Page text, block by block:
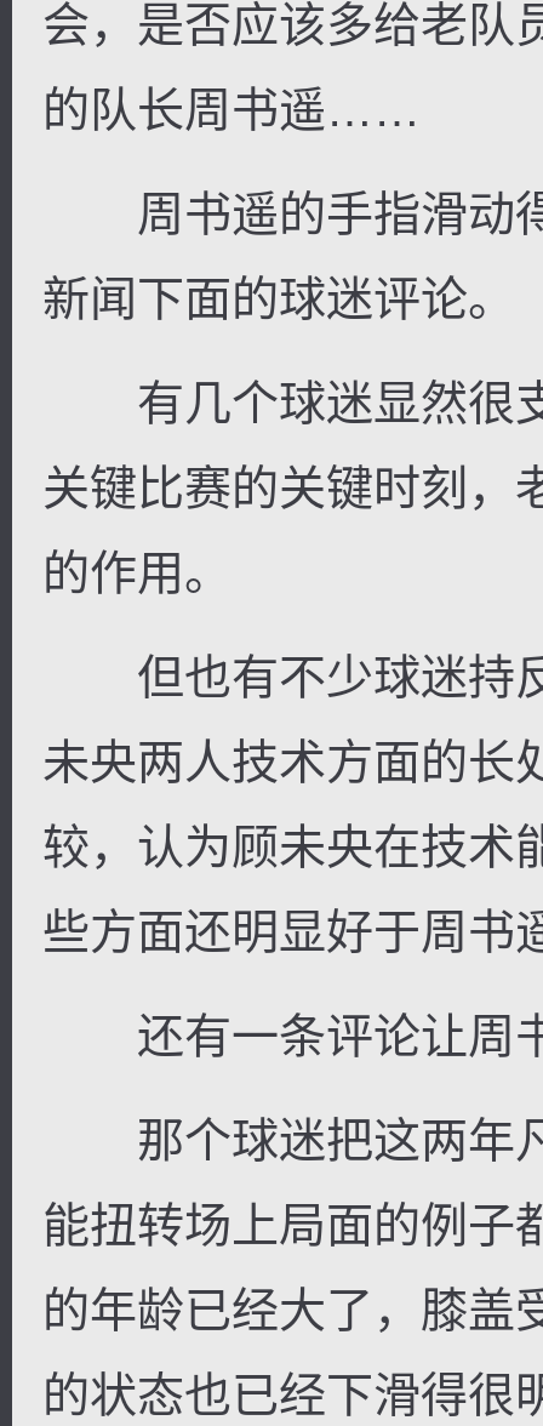
会，是否应该多给老队
的队长周书遥……
周书遥的手指滑动得
新闻下面的球迷评论。
有几个球迷显然很
关键比赛的关键时刻，
的作用。
但也有不少球迷持
未央两人技术方面的长
较，认为顾未央在技术
些方面还明显好于周书
还有一条评论让周
那个球迷把这两年
能扭转场上局面的例子
的年龄已经大了，膝盖
的状态也已经下滑得很